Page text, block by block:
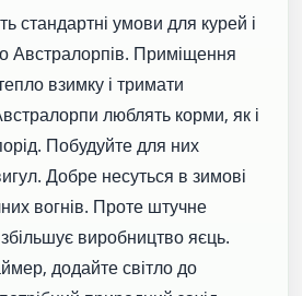
стандартні умови для курей і
Австралорпів. Приміщення
взимку і тримати
люблять корми, як і
Побудуйте для них
Добре несуться в зимові
вогнів. Проте штучне
виробництво яєць.
додайте світло до